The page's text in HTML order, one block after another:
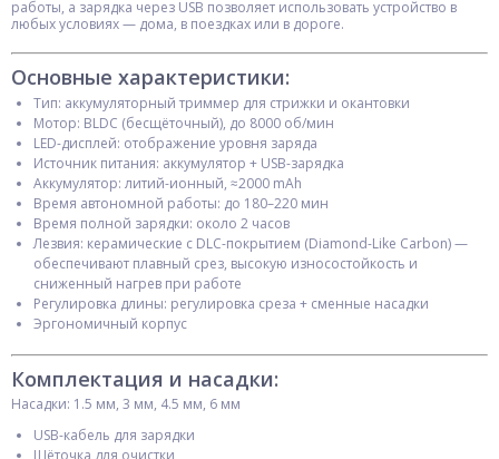
работы, а зарядка через USB позволяет использовать устройство в
любых условиях — дома, в поездках или в дороге.
Основные характеристики:
Тип: аккумуляторный триммер для стрижки и окантовки
Мотор: BLDC (бесщёточный), до 8000 об/мин
LED-дисплей: отображение уровня заряда
Источник питания: аккумулятор + USB-зарядка
Аккумулятор: литий-ионный, ≈2000 mAh
Время автономной работы: до 180–220 мин
Время полной зарядки: около 2 часов
Лезвия: керамические с DLC-покрытием (Diamond-Like Carbon) —
обеспечивают плавный срез, высокую износостойкость и
сниженный нагрев при работе
Регулировка длины: регулировка среза + сменные насадки
Эргономичный корпус
Комплектация и насадки:
Насадки: 1.5 мм, 3 мм, 4.5 мм, 6 мм
USB-кабель для зарядки
Щёточка для очистки